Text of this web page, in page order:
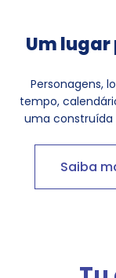
Um
Personagens,
tempo,
uma construída
Saiba